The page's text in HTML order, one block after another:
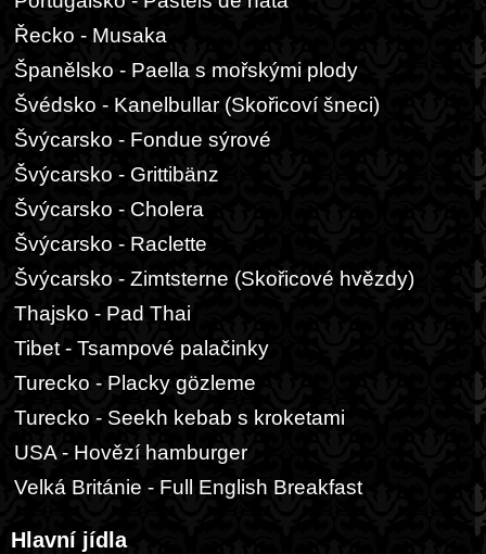
Řecko - Musaka
Španělsko - Paella s mořskými plody
Švédsko - Kanelbullar (Skořicoví šneci)
Švýcarsko - Fondue sýrové
Švýcarsko - Grittibänz
Švýcarsko - Cholera
Švýcarsko - Raclette
Švýcarsko - Zimtsterne (Skořicové hvězdy)
Thajsko - Pad Thai
Tibet - Tsampové palačinky
Turecko - Placky gözleme
Turecko - Seekh kebab s kroketami
USA - Hovězí hamburger
Velká Británie - Full English Breakfast
Hlavní jídla